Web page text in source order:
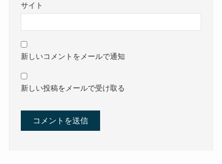
サイト
新しいコメントをメールで通知
新しい投稿をメールで受け取る